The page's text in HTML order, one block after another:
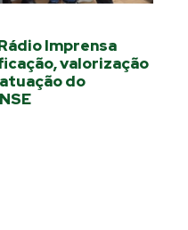
Imprensa
valorização
do